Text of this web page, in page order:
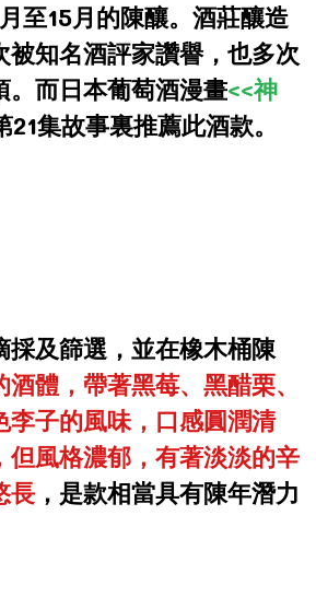
至15月的陳釀。酒莊釀造
被知名酒評家讚譽，也多次
。而日本葡萄酒漫畫<<神
21集故事裏推薦此酒款。
採及篩選，並在橡木桶陳
體，帶著黑莓、黑醋栗、
李子的風味，口感圓潤清
但風格濃郁，有著淡淡的辛
長 ，是款相當具有陳年潛力